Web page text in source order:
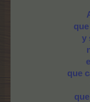
y
que